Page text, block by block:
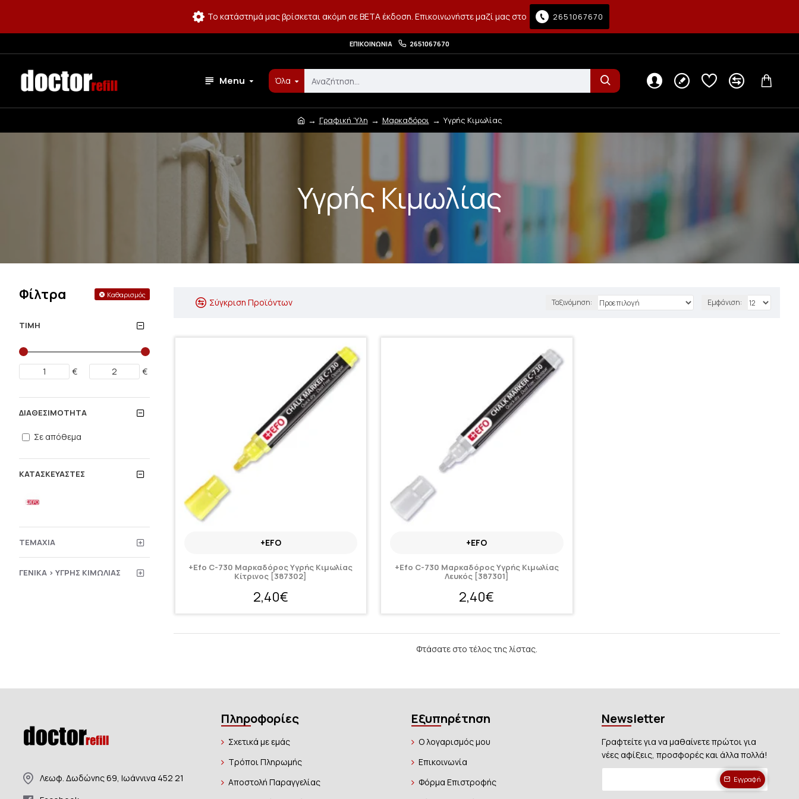
Το κατάστημά μας βρίσκεται ακόμη σε BETA έκδοση. Επικοινωνήστε μαζί μας στο 2651067670
ΕΠΙΚΟΙΝΩΝΊΑ 2651067670
Menu Όλα
Γραφική Ύλη Μαρκαδόροι Υγρής Κιμωλίας
Υγρής Κιμωλίας
Φίλτρα Καθαρισμός
ΤΙΜΉ
€ €
ΚΑΤΑΣΚΕΥΑΣΤΈΣ
ΤΕΜΆΧΙΑ
ΓΕΝΙΚΆ > ΥΓΡΉΣ ΚΙΜΩΛΊΑΣ
ΔΙΑΘΕΣΙΜΌΤΗΤΑ
Σε απόθεμα
Σύγκριση Προϊόντων Ταξινόμηση: Εμφάνιση:
+EFO
+Efo C-730 Μαρκαδόρος Υγρής Κιμωλίας
Κίτρινος [387302]
2,40€
+EFO
+Efo C-730 Μαρκαδόρος Υγρής Κιμωλίας
Λευκός [387301]
2,40€
Φτάσατε στο τέλος της λίστας.
Λεωφ. Δωδώνης 69, Ιωάννινα 452 21
Πληροφορίες
Σχετικά με εμάς
Τρόποι Πληρωμής
Αποστολή Παραγγελίας
Εξυπηρέτηση
Ο λογαρισμός μου
Επικοινωνία
Φόρμα Επιστροφής
Newsletter
Γραφτείτε για να μαθαίνετε πρώτοι για
νέες αφίξεις, προσφορές και άλλα πολλά!
Εγγραφή